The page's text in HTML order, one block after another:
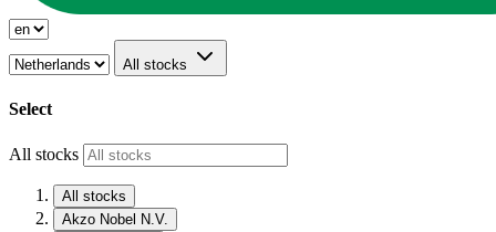
All stocks
Select
All stocks
All stocks
Akzo Nobel N.V.